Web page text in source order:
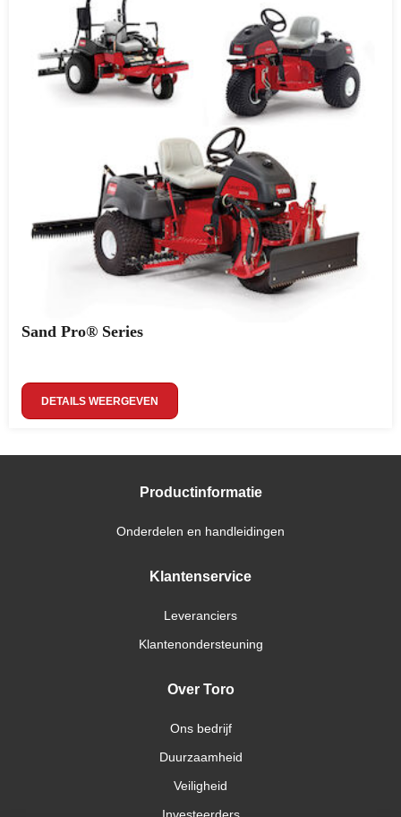
Sand Pro® Series
DETAILS WEERGEVEN
Productinformatie
Onderdelen en handleidingen
Klantenservice
Leveranciers
Klantenondersteuning
Over Toro
Ons bedrijf
Duurzaamheid
Veiligheid